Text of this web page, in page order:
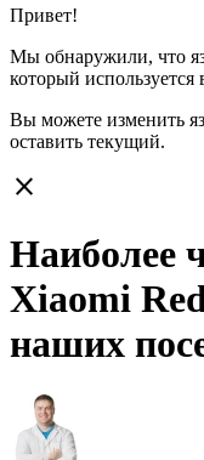
Привет!
Мы обнаружили, что
который
Вы можете изменить
оставить текущий.
close
Наиболее
Xiaomi
наших